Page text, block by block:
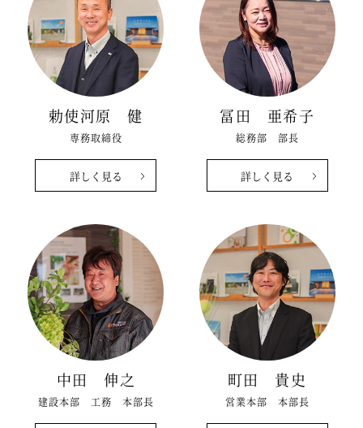
勅使河原 健
専務取締役
詳しく見る
冨田 亜希子
総務部 部長
詳しく見る
中田 伸之
建設本部 工務 本部長
町田 貴史
営業本部 本部長